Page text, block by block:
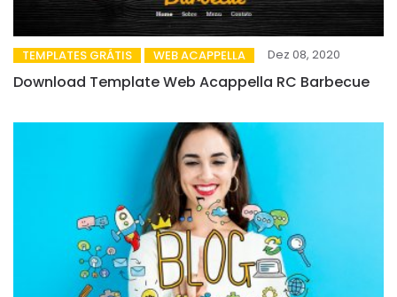
TEMPLATES GRÁTIS WEB ACAPPELLA Dez 08, 2020
Download Template Web Acappella RC Barbecue